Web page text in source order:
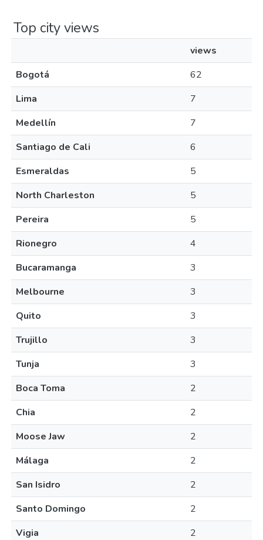
Top city views
views
Bogotá
62
Lima
7
Medellín
7
Santiago de Cali
6
Esmeraldas
5
North Charleston
5
Pereira
5
Rionegro
4
Bucaramanga
3
Melbourne
3
Quito
3
Trujillo
3
Tunja
3
Boca Toma
2
Chia
2
Moose Jaw
2
Málaga
2
San Isidro
2
Santo Domingo
2
Vigia
2